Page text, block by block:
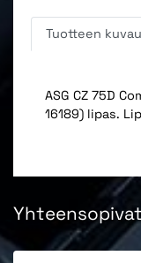
Tuotteen
ASG CZ 75D
16189) lipas.